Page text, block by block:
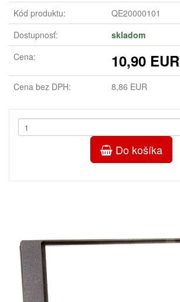
Kód produktu:
QE20000101
Dostupnosť:
skladom
Cena:
10,90 EUR
Cena bez DPH: 8,86 EUR
Do košíka